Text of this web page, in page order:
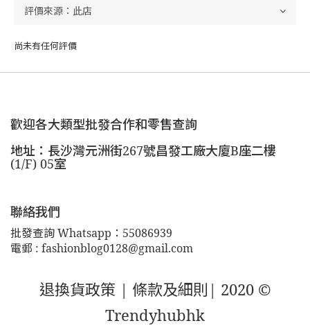
尚未有任何評價
歡迎各大類型批發合作和零售查詢
地址：長沙灣元洲街267號昌發工廠大廈B座二樓
(1/F) 05室
聯絡我們
批發查詢 Whatsapp：55086939
電郵 : fashionblog0128@gmail.com
退換貨政策 | 條款及細則 | 2020 ©
Trendyhubhk